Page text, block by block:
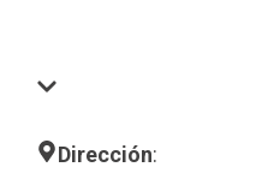
Dirección: